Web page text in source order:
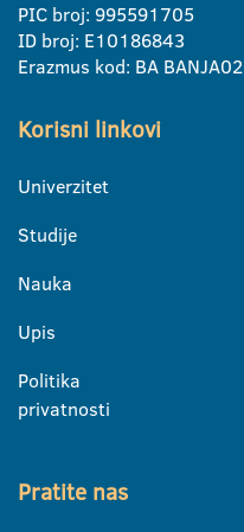
PIC broj: 995591705
ID broj: E10186843
Erazmus kod: BA BANJA02
Korisni linkovi
Univerzitet
Studije
Nauka
Upis
Politika
privatnosti
Pratite nas